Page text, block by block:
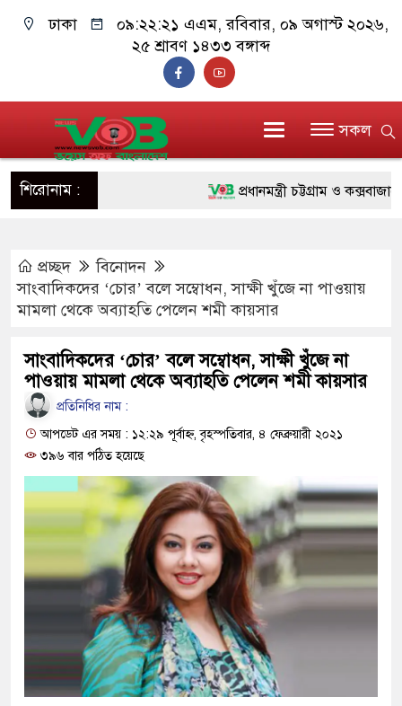
ঢাকা ০৯:২২:২২ এএম, রবিবার, ০৯ অগাস্ট ২০২৬,
২৫ শ্রাবণ ১৪৩৩ বঙ্গাব্দ
সকল
শিরোনাম : প্রধানমন্ত্রী চট্টগ্রাম ও কক্সবাজারে
মানবিক অঙ্গীকার ধারণ করে ড্যাব
ফ্যাসিবাদবিরোধী আন্দোলনে
সিল-স্বাক্ষর জালিয়াতি চক্রের পাঁচ
উদ্ধার
জনগণ পরিবর্তন চেয়েছে বলেই
প্রধানমন্ত্রী
মিরপুর মডেল থানার অভিযানে ৯০
মাদক কারবারি গ্রেফতার
প্রচ্ছদ
বিনোদন
সাংবাদিকদের ‘চোর’ বলে সম্বোধন, সাক্ষী খুঁজে না পাওয়ায়
মামলা থেকে অব্যাহতি পেলেন শমী কায়সার
সাংবাদিকদের ‘চোর’ বলে সম্বোধন, সাক্ষী খুঁজে না
পাওয়ায় মামলা থেকে অব্যাহতি পেলেন শমী কায়সার
প্রতিনিধির নাম :
আপডেট এর সময় : ১২:২৯ পূর্বাহ্ন, বৃহস্পতিবার, ৪ ফেব্রুয়ারী ২০২১
৩৯৬ বার পঠিত হয়েছে